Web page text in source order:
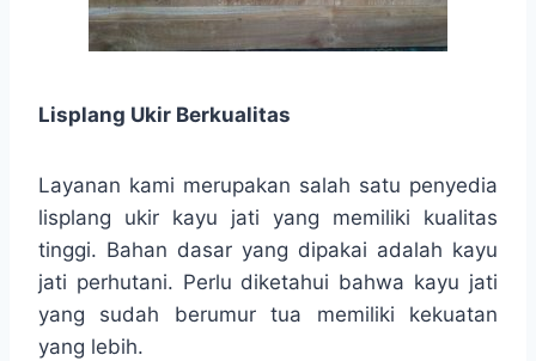
Lisplang Ukir Berkualitas
Layanan kami merupakan salah satu penyedia
lisplang ukir kayu jati yang memiliki kualitas
tinggi. Bahan dasar yang dipakai adalah kayu
jati perhutani. Perlu diketahui bahwa kayu jati
yang sudah berumur tua memiliki kekuatan
yang lebih.